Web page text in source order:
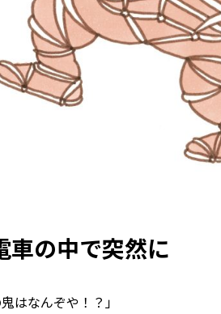
車の中で突然に
はなんぞや！？」